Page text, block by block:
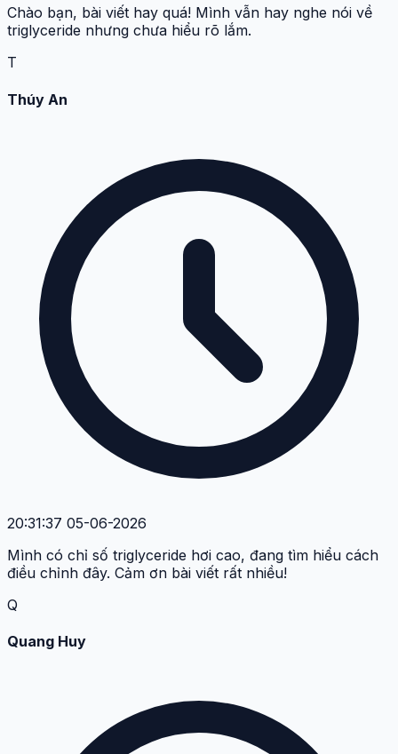
Chào bạn, bài viết hay quá! Mình vẫn hay nghe nói về
triglyceride nhưng chưa hiểu rõ lắm.
T
Thúy An
20:31:37 05-06-2026
Mình có chỉ số triglyceride hơi cao, đang tìm hiểu cách
điều chỉnh đây. Cảm ơn bài viết rất nhiều!
Q
Quang Huy